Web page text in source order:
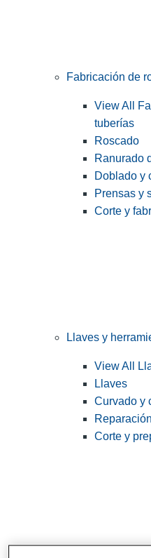
Fabricación de
View All
tuberías
Roscado
Ranurado
Doblado y
Prensas y
Corte y
Llaves y
View All
Llaves
Curvado y
Corte y